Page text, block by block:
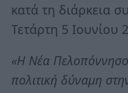
κατά τη διάρκεια
Τετάρτη 5 Ιουνίου
«Η Νέα
πολιτική δύναμη